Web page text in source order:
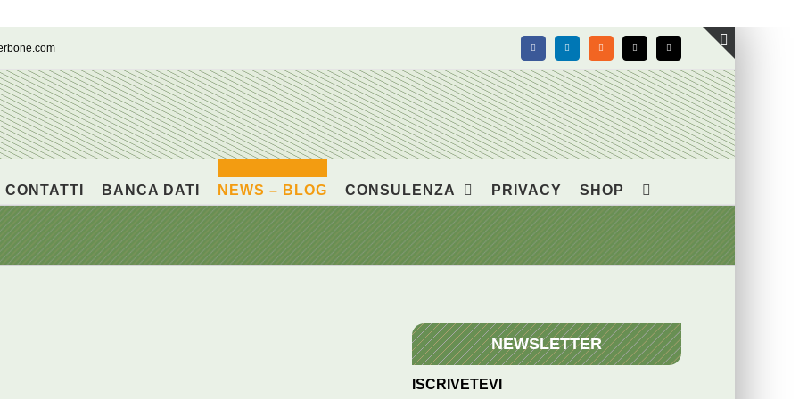
FacebookLinkedIn Rss X Email
CONTATTI BANCA DATI NEWS – BLOG CONSULENZA PRIVACY SHOP
NEWSLETTER
ISCRIVETEVI
Toggle
area
barra
scorrevole